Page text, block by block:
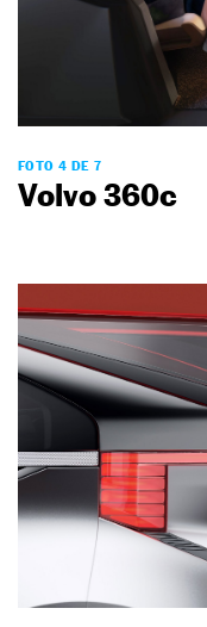
FOTO 4 DE 7
Volvo 360c